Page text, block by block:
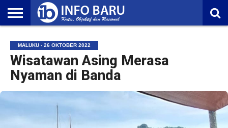
NASIONAL
AMBONIA
MALUKU
EKONOMI
POLITIK
OLAHRAGA
LIFESTYLE
REDAKSI
MALUKU - 26 OKTOBER 2022
Wisatawan Asing Merasa
Nyaman di Banda